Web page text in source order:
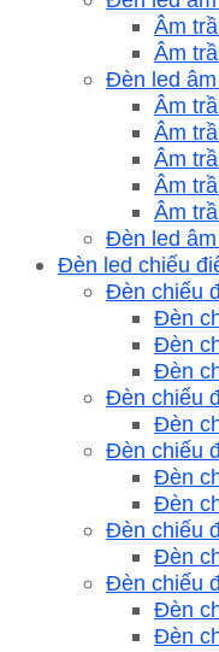
Âm
Âm
Đèn led
Âm
Âm
Âm
Âm
Âm
Đèn led
Đèn led chiếu
Đèn chiếu
Đèn
Đèn
Đèn
Đèn chiếu
Đèn
Đèn chiếu
Đèn
Đèn
Đèn chiếu
Đèn
Đèn chiếu
Đèn
Đèn